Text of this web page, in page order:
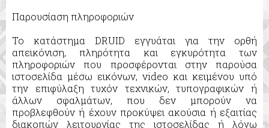
Παρουσίαση πληροφοριών
Το κατάστημα DRUID εγγυάται για την ορθή
απεικόνιση, πληρότητα και εγκυρότητα των
πληροφοριών που προσφέρονται στην παρούσα
ιστοσελίδα μέσω εικόνων, video και κειμένου υπό
την επιφύλαξη τυχόν τεχνικών, τυπογραφικών ή
άλλων σφαλμάτων, που δεν μπορούν να
προβλεφθούν ή έχουν προκύψει ακούσια ή εξαιτίας
διακοπών λειτουργίας της ιστοσελίδας ή λόγω